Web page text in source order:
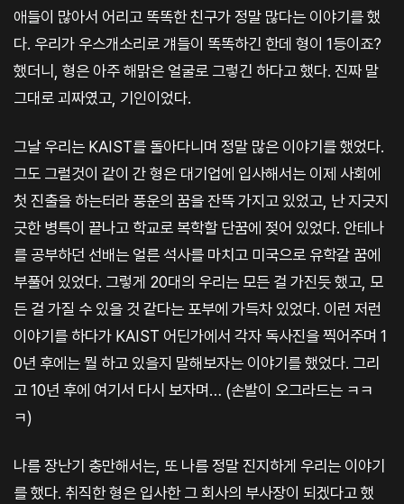
애들이 많아서 어리고 똑똑한 친구가 정말 많다는 이야기를 했
다. 우리가 우스개소리로 걔들이 똑똑하긴 한데 형이 1등이죠?
했더니, 형은 아주 해맑은 얼굴로 그렇긴 하다고 했다. 진짜 말
그대로 괴짜였고, 기인이었다.
그날 우리는 KAIST를 돌아다니며 정말 많은 이야기를 했었다.
그도 그럴것이 같이 간 형은 대기업에 입사해서는 이제 사회에
첫 진출을 하는터라 풍운의 꿈을 잔뜩 가지고 있었고, 난 지긋지
긋한 병특이 끝나고 학교로 복학할 단꿈에 젖어 있었다. 안테나
를 공부하던 선배는 얼른 석사를 마치고 미국으로 유학갈 꿈에
부풀어 있었다. 그렇게 20대의 우리는 모든 걸 가진듯 했고, 모
든 걸 가질 수 있을 것 같다는 포부에 가득차 있었다. 이런 저런
이야기를 하다가 KAIST 어딘가에서 각자 독사진을 찍어주며 1
0년 후에는 뭘 하고 있을지 말해보자는 이야기를 했었다. 그리
고 10년 후에 여기서 다시 보자며… (손발이 오그라드는 ㅋㅋ
ㅋ)
나름 장난기 충만해서는, 또 나름 정말 진지하게 우리는 이야기
를 했다. 취직한 형은 입사한 그 회사의 부사장이 되겠다고 했